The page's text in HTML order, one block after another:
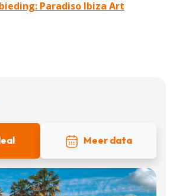
Paradiso Ibiza Art
Meer data